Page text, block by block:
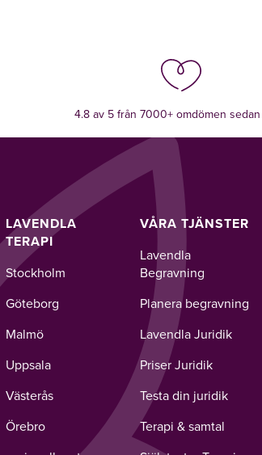
4.8 av 5 från 7000+ omdömen
LAVENDLA
TERAPI
Stockholm
Göteborg
Malmö
Uppsala
Västerås
Örebro
VÅRA TJÄNSTER
Lavendla
Begravning
Planera begravning
Lavendla Juridik
Priser Juridik
Testa din juridik
Terapi & samtal